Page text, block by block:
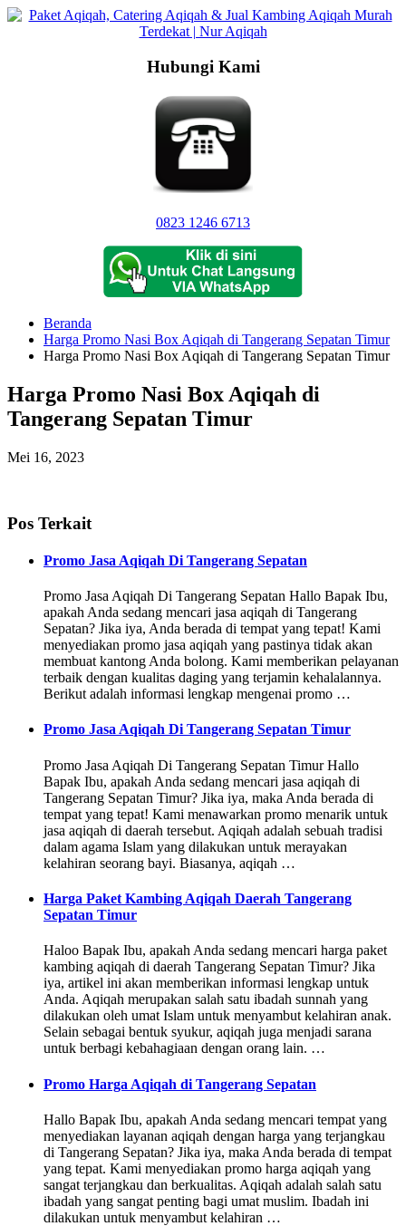
Langsung
Hubungi Kami
0823 1246 6713
Beranda
Harga Promo Nasi Box Aqiqah di Tangerang Sepatan Timur
Harga Promo Nasi Box Aqiqah di Tangerang Sepatan Timur
Harga Promo Nasi Box Aqiqah di
Tangerang Sepatan Timur
Mei 16, 2023
Pos Terkait
Promo Jasa Aqiqah Di Tangerang Sepatan
Promo Jasa Aqiqah Di Tangerang Sepatan Hallo Bapak Ibu,
apakah Anda sedang mencari jasa aqiqah di Tangerang
Sepatan? Jika iya, Anda berada di tempat yang tepat! Kami
menyediakan promo jasa aqiqah yang pastinya tidak akan
membuat kantong Anda bolong. Kami memberikan pelayanan
terbaik dengan kualitas daging yang terjamin kehalalannya.
Berikut adalah informasi lengkap mengenai promo …
Promo Jasa Aqiqah Di Tangerang Sepatan Timur
Promo Jasa Aqiqah Di Tangerang Sepatan Timur Hallo
Bapak Ibu, apakah Anda sedang mencari jasa aqiqah di
Tangerang Sepatan Timur? Jika iya, maka Anda berada di
tempat yang tepat! Kami menawarkan promo menarik untuk
jasa aqiqah di daerah tersebut. Aqiqah adalah sebuah tradisi
dalam agama Islam yang dilakukan untuk merayakan
kelahiran seorang bayi. Biasanya, aqiqah …
Harga Paket Kambing Aqiqah Daerah Tangerang
Sepatan Timur
Haloo Bapak Ibu, apakah Anda sedang mencari harga paket
kambing aqiqah di daerah Tangerang Sepatan Timur? Jika
iya, artikel ini akan memberikan informasi lengkap untuk
Anda. Aqiqah merupakan salah satu ibadah sunnah yang
dilakukan oleh umat Islam untuk menyambut kelahiran anak.
Selain sebagai bentuk syukur, aqiqah juga menjadi sarana
untuk berbagi kebahagiaan dengan orang lain. …
Promo Harga Aqiqah di Tangerang Sepatan
Hallo Bapak Ibu, apakah Anda sedang mencari tempat yang
menyediakan layanan aqiqah dengan harga yang terjangkau
di Tangerang Sepatan? Jika iya, maka Anda berada di tempat
yang tepat. Kami menyediakan promo harga aqiqah yang
sangat terjangkau dan berkualitas. Aqiqah adalah salah satu
ibadah yang sangat penting bagi umat muslim. Ibadah ini
dilakukan untuk menyambut kelahiran …